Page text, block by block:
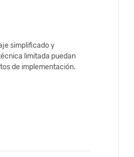
simplificado y
limitada puedan
de implementación.